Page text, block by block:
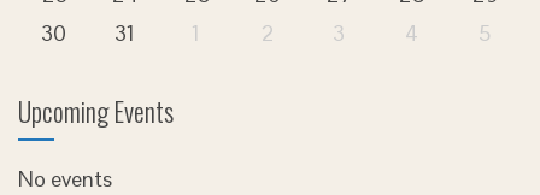
30
31 1 2 3 4 5
Upcoming Events
No events